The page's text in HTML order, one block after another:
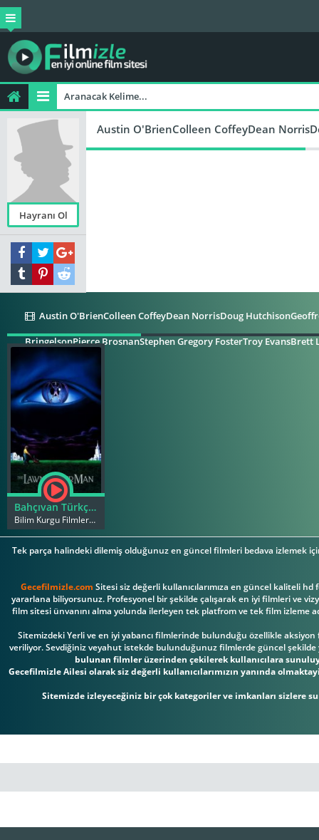
Hayranı Ol
Austin O'BrienColleen CoffeyDean
Austin O'BrienColleen CoffeyDean NorrisDoug
BringelsonPierce BrosnanStephen Gregory FosterTroy
Bahçıvan Türkçe Dublaj 720P
Bilim Kurgu Filmleri, Korku Filmleri
Tek parça halindeki dilemiş olduğunuz en güncel filmleri bedava izlemek
Gecefilmizle.com Sitesi siz değerli kullanıcılarımıza en güncel kaliteli
yararlana biliyorsunuz. Profesyonel bir şekilde çalışarak en iyi filmleri ve
film sitesi ünvanını alma yolunda ilerleyen tek platfrom ve tek film izleme
Sitemizdeki Yerli ve en iyi yabancı filmlerinde bulunduğu özellikle
veriliyor. Sevdiğiniz veyahut istekde bulunduğunuz filmlerde güncel
bulunan filmler üzerinden çekilerek kullanıcılara
Gecefilmizle Ailesi olarak siz değerli kullanıcılarımızın yanında
Sitemizde izleyeceğiniz bir çok kategoriler ve imkanları sizlere